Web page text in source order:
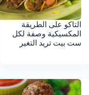
التاكو على الطريقة
المكسيكية وصفة لكل
ست بيت تريد التغير